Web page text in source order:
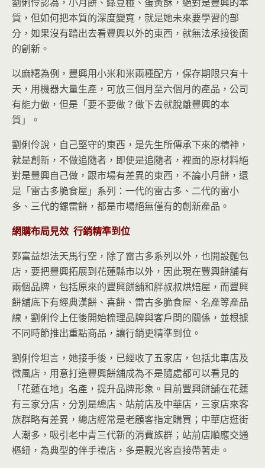
質，但如何把本質的深度變寬，就是她未來要學習的部
分，如果沒有踏出去看豐興以外的東西，就無法承接後面
的創新。
以麻糬為例，豐興用小米和米兩種配方，保存期限只有十
天，用機器大量生產，可放三個月至六個月的產品，公司
有能力做，但是「要不要做？做下去就脫離豐興的本
質」。
劉俐伶說，自己堅守的東西，是先生所傳承下來的精神，
就是創新，不做追隨者，即便是追隨者，裡面的原材料絕
對是豐興自己做，跟市場有差異的東西，不論小月餅，還
是「雷古多脆食屋」系列：一代的雷古多、二代的雷小
多、三代的鏍雷餅，都是市場絕無僅有的創新產品。
網購布局見效 行銷精準到位
鄭富益想法天馬行空，除了雷古多系列以外，也開設麵包
店，要把豐興拓展到花蓮縣市以外，因此現在豐興餅舖有
兩個品牌，包括原來的豐興餅舖和胖叔叔烘焙屋，而豐興
餅舖底下有經典漢餅、喜餅、雷古多脆食屋、名產等產品
線，劉俐伶上任後開始梳理品牌與客戶間的關係，並根據
不同時節推出重點商品，讓行銷更精準到位。
劉俐伶坦言，她接手後，已經收了五家店，包括北車店及
微風店，用意打造豐興餅舖成為不是隨處都可以看見的
「花蓮在地」名產，提升品牌形象。目前豐興餅舖在花蓮
有三家分店，分別是總店、站前店及中華店，三家店來客
族群略有差異，總店經常是老顧客指定購買；中華店逛街
人潮多，吸引老中青三代新的消費族群；站前店順應交通
樞紐，為典型的伴手禮店，多是觀光客直接帶著走。